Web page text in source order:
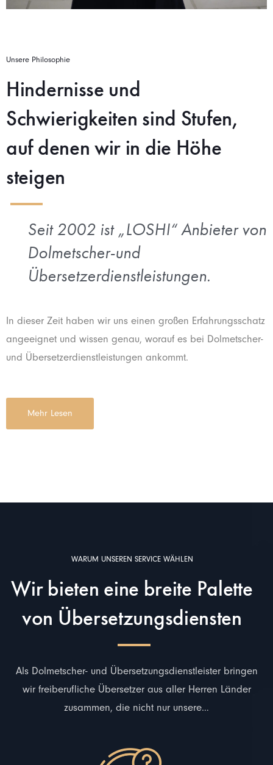
Unsere Philosophie
Hindernisse und
Schwierigkeiten sind Stufen,
auf denen wir in die Höhe
steigen
Seit 2002 ist „LOSHI“ Anbieter von
Dolmetscher-und
Übersetzerdienstleistungen.
In dieser Zeit haben wir uns einen großen Erfahrungsschatz
angeeignet und wissen genau, worauf es bei Dolmetscher-
und Übersetzerdienstleistungen ankommt.
Mehr Lesen
WARUM UNSEREN SERVICE WÄHLEN
Wir bieten eine breite Palette
von Übersetzungsdiensten
Als Dolmetscher- und Übersetzungsdienstleister bringen
wir freiberufliche Übersetzer aus aller Herren Länder
zusammen, die nicht nur unsere…